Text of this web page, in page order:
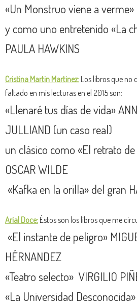
«Un Monstruo viene a verme»
y como uno entretenido «La
PAULA HAWKINS
Cristina Martin Martinez:Los libros que no
faltado en mis lecturas en el 2015 son:
«Llenaré tus días de vida»
JULLIAND (un caso real)
un clásico como «El retrato
OSCAR WILDE
«Kafka en la orilla» del gran
Arial Doce:Éstos son los libros que me
«El instante de peligro»
HÉRNANDEZ
«Teatro selecto» VIRGILIO
«La Universidad